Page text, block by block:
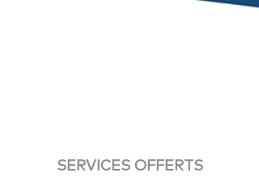
SERVICES OFFERTS